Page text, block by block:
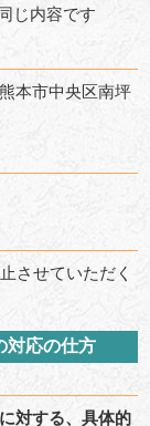
じ内容です
本市中央区南坪
させていただく
対応の仕方
対する、具体的